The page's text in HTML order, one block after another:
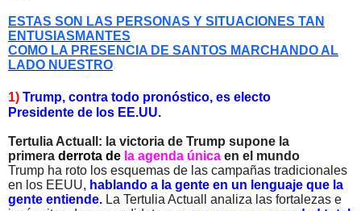
ESTAS SON LAS PERSONAS Y SITUACIONES TAN
ENTUSIASMANTES
COMO LA PRESENCIA DE SANTOS MARCHANDO AL
LADO NUESTRO
1) Trump, contra todo pronóstico, es electo
Presidente de los EE.UU.
Tertulia Actuall: la victoria de Trump supone la
primera derrota de la agenda única en el mundo
Trump ha roto los esquemas de las campañas tradicionales
en los EEUU, hablando a la gente en un lenguaje que la
gente entiende. La Tertulia Actuall analiza las fortalezas e